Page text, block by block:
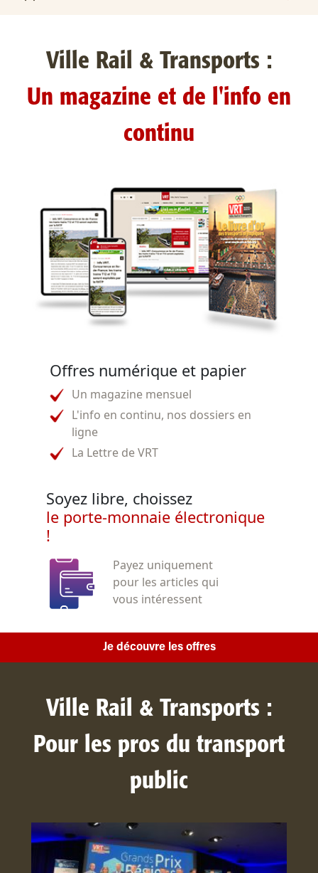
Ville Rail & Transports :
Un magazine et de l'info en
continu
Offres numérique et papier
Un magazine mensuel
L'info en continu, nos dossiers en
ligne
La Lettre de VRT
Soyez libre, choissez
le porte-monnaie électronique
!
Payez uniquement
pour les articles qui
vous intéressent
Je découvre les offres
Ville Rail & Transports :
Pour les pros du transport
public